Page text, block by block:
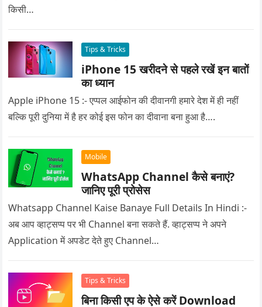
किसी…
Tips & Tricks
iPhone 15 खरीदने से पहले रखें इन बातों
का ध्यान
Apple iPhone 15 :- एप्पल आईफोन की दीवानगी हमारे देश में ही नहीं
बल्कि पूरी दुनिया में है हर कोई इस फोन का दीवाना बना हुआ है….
Mobile
WhatsApp Channel कैसे बनाएं?
जानिए पूरी प्रोसेस
Whatsapp Channel Kaise Banaye Full Details In Hindi :-
अब आप व्हाट्सप्प पर भी Channel बना सकते हैं. व्हाट्सप्प ने अपने
Application में अपडेट देते हुए Channel…
Tips & Tricks
बिना किसी एप के ऐसे करें Download